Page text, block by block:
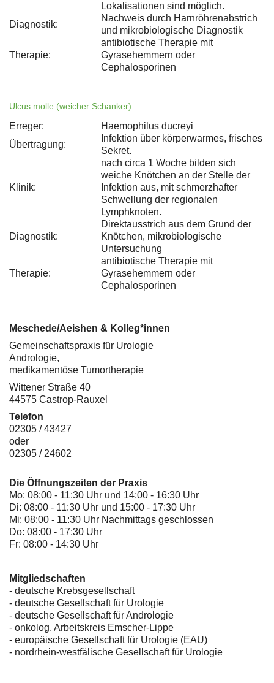
Lokalisationen sind möglich.
Diagnostik:
Nachweis durch Harnröhrenabstrich
und mikrobiologische Diagnostik
Therapie:
antibiotische Therapie mit
Gyrasehemmern oder
Cephalosporinen
Ulcus molle (weicher Schanker)
Erreger:
Haemophilus ducreyi
Übertragung:
Infektion über körperwarmes, frisches
Sekret.
Klinik:
nach circa 1 Woche bilden sich
weiche Knötchen an der Stelle der
Infektion aus, mit schmerzhafter
Schwellung der regionalen
Lymphknoten.
Diagnostik:
Direktausstrich aus dem Grund der
Knötchen, mikrobiologische
Untersuchung
Therapie:
antibiotische Therapie mit
Gyrasehemmern oder
Cephalosporinen
Meschede/Aeishen & Kolleg*innen
Gemeinschaftspraxis für Urologie
Andrologie,
medikamentöse Tumortherapie
Wittener Straße 40
44575 Castrop-Rauxel
Telefon
02305 / 43427
oder
02305 / 24602
Die Öffnungszeiten der Praxis
Mo: 08:00 - 11:30 Uhr und 14:00 - 16:30 Uhr
Di: 08:00 - 11:30 Uhr und 15:00 - 17:30 Uhr
Mi: 08:00 - 11:30 Uhr Nachmittags geschlossen
Do: 08:00 - 17:30 Uhr
Fr: 08:00 - 14:30 Uhr
Mitgliedschaften
- deutsche Krebsgesellschaft
- deutsche Gesellschaft für Urologie
- deutsche Gesellschaft für Andrologie
- onkolog. Arbeitskreis Emscher-Lippe
- europäische Gesellschaft für Urologie (EAU)
- nordrhein-westfälische Gesellschaft für Urologie